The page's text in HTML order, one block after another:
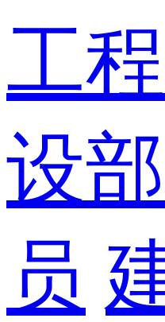
工
设
员